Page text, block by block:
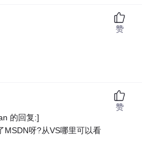
赞
的回复:]
MSDN呀?从VS哪里可以看
赞